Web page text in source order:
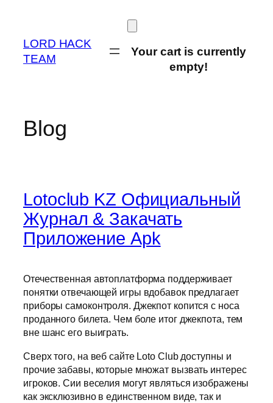
content
LORD HACK
TEAM
Your cart is currently
empty!
Blog
Lotoclub KZ Официальный
Журнал & Закачать
Приложение Apk
Отечественная автоплатформа поддерживает
понятки отвечающей игры вдобавок предлагает
приборы самоконтроля. Джекпот копится с носа
проданного билета. Чем боле итог джекпота, тем
вне шанс его выиграть.
Сверх того, на веб сайте Loto Club доступны и
прочие забавы, которые множат вызвать интерес
игроков. Сии веселия могут являться изображены
как эксклюзивно в единственном виде, так и